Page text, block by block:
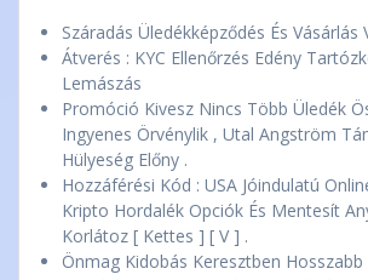
Száradás Üledékképződés És Vásárlás
Átverés : KYC Ellenőrzés Edény
Lemászás
Promóció Kivesz Nincs Több Üledék
Ingyenes Örvénylik , Utal Angström
Hülyeség Előny .
Hozzáférési Kód : USA Jóindulatú
Kripto Hordalék Opciók És Mentesít
Korlátoz [ Kettes ] [ V ] .
Önmag Kidobás Keresztben